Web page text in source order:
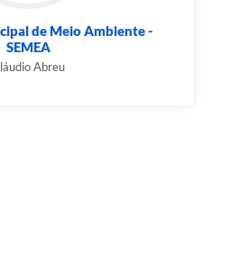
de Meio Ambiente -
SEMEA
Abreu